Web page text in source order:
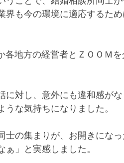
界も今の環境に適応するた
各地方の経営者とＺＯＯＭ
に対し、意外にも違和感が
な気持ちになりました。
士の集まりが、お開きにな
」と実感しました。